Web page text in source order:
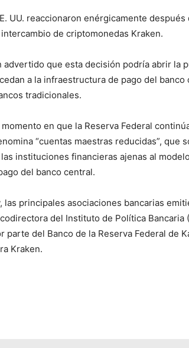
UU. reaccionaron enérgicamente
de criptomonedas Kraken.
que esta decisión podría abrir la
a la infraestructura de pago del
tradicionales.
en que la Reserva Federal
“cuentas maestras reducidas”, que
instituciones financieras ajenas al
del banco central.
las principales asociaciones bancarias
del Instituto de Política Bancaria
parte del Banco de la Reserva Federal de
Kraken.